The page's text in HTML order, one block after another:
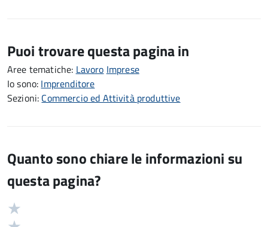
Puoi trovare questa pagina in
Aree tematiche: Lavoro Imprese
Io sono: Imprenditore
Sezioni: Commercio ed Attività produttive
Quanto sono chiare le informazioni su
questa pagina?
Valutazione